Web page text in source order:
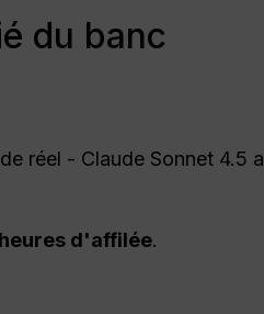
du banc
réel - Claude Sonnet 4.5 a
d'affilée.